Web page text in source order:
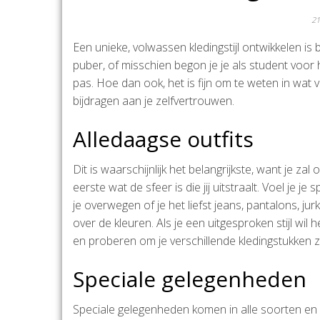
Een unieke, volwassen kledingstijl ontwikkelen
puber, of misschien begon je je als student
pas. Hoe dan ook, het is fijn om te weten in wat
bijdragen aan je zelfvertrouwen.
Alledaagse outfits
Dit is waarschijnlijk het belangrijkste, want je zal
eerste wat de sfeer is die jij uitstraalt. Voel je je
je overwegen of je het liefst jeans, pantalons,
over de kleuren. Als je een uitgesproken stijl wil
en proberen om je verschillende kledingstukken
Speciale gelegenheden
Speciale gelegenheden komen in alle soorten